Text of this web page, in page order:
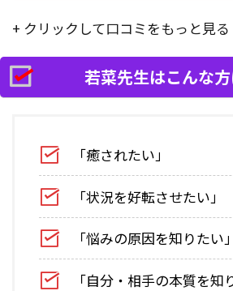
+ クリックして口コミをもっと見る
若菜先生はこんな
「癒されたい」
「状況を好転させたい」
「悩みの原因を知りたい」
「自分・相手の本質を知